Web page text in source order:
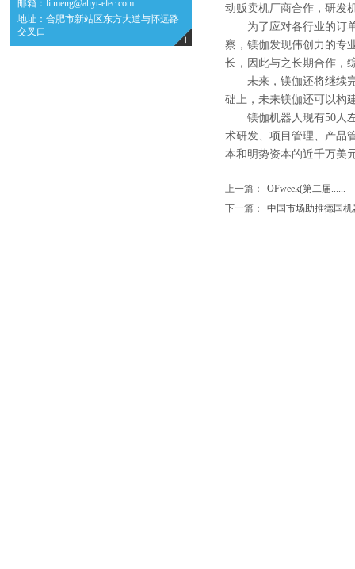
动贩卖机厂商合作，研发
为了应对各行业的订
察，镁伽发现伟创力的专
长，因此与之长期合作，
未来，镁伽还将继续
础上，未来镁伽还可以构
镁伽机器人现有50人
术研发、项目管理、产品
本和明势资本的近千万美
上一篇：
OFweek(第二届......
下一篇：
中国市场助推德国机
邮箱 ： li.meng@ahyt-elec.com
地址：合肥市新站区东方大道与怀远路
交叉口
+